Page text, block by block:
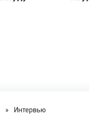
» Интервью